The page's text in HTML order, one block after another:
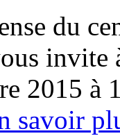
du
2015 à
savoir